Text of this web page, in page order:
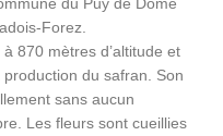
Forez.
870 mètres d’altitude et
du safran. Son
sans aucun
Les fleurs sont cueillies